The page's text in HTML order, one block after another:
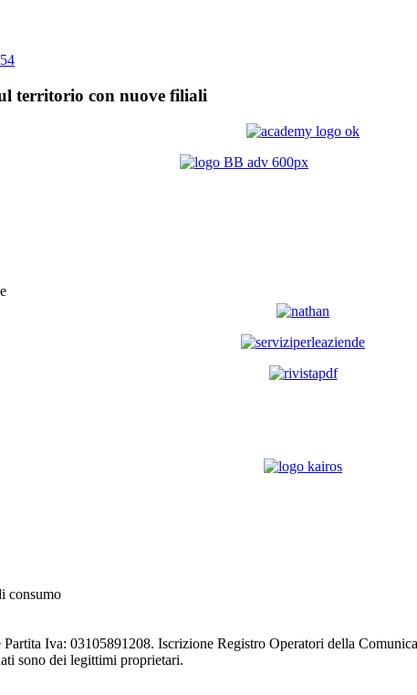
territorio con nuove filiali
consumo
Iva: 03105891208. Iscrizione Registro Operatori della
sono dei legittimi proprietari.